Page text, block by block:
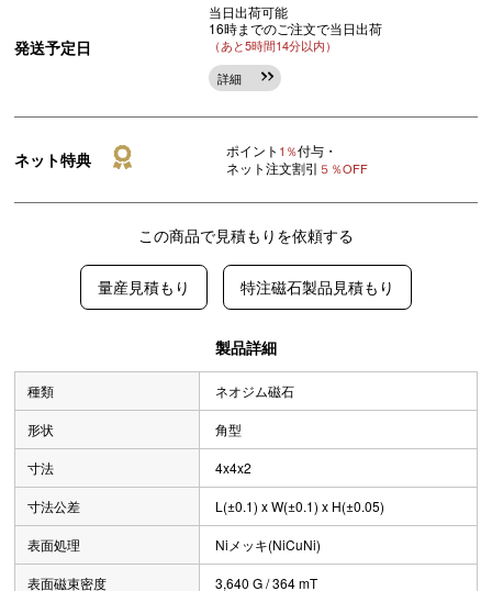
発送予定日
当日出荷可能
16時までのご注文で当日出荷
（あと5時間14分以内）
詳細
ネット特典 ポイント 1％付与・
ネット注文割引 ５％OFF
この商品で見積もりを依頼する
量産見積もり 特注磁石製品見積もり
製品詳細
種類 ネオジム磁石
形状 角型
寸法 4x4x2
寸法公差 L(±0.1) x W(±0.1) x H(±0.05)
表面処理 Niメッキ(NiCuNi)
表面磁束密度 3,640 G / 364 mT